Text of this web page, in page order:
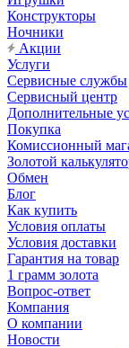
Конструкторы
Ночники
Акции
Услуги
Сервисные службы
Сервисный центр
Дополнительные
Покупка
Комиссионный
Золотой
Обмен
Блог
Как купить
Условия оплаты
Условия доставки
Гарантия на товар
1 грамм золота
Вопрос-ответ
Компания
О компании
Новости